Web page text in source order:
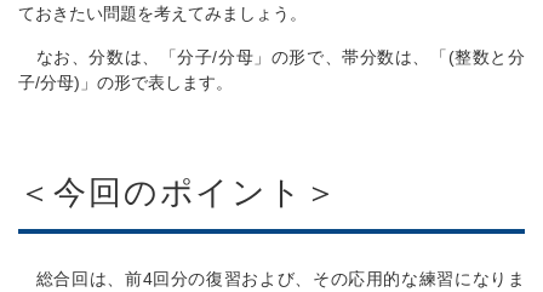
ておきたい問題を考えてみましょう。
なお、分数は、「分子/分母」の形で、帯分数は、「(整数と分
子/分母)」の形で表します。
＜今回のポイント＞
総合回は、前4回分の復習および、その応用的な練習になりま